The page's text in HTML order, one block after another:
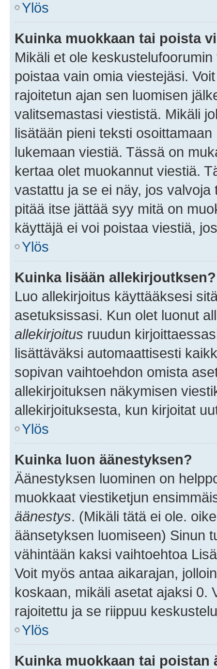
Ylös
Kuinka muokkaan tai poista
Mikäli et ole
poistaa vain omia viestejäsi.
rajoitetun ajan sen luomisen
valitsemastasi viestistä. Mikäli
lisätään pieni teksti
lukemaan viestiä. Tässä on
kertaa olet muokannut viestiä.
vastattu ja se ei näy, jos
pitää itse jättää syy mitä on
käyttäjä ei voi poistaa viestiä,
Ylös
Kuinka lisään allekirjoutksen?
Luo allekirjoitus käyttääksesi
asetuksissasi. Kun olet luonut
allekirjoitus ruudun
lisättäväksi automaattisesti
sopivan vaihtoehdon omista
allekirjoituksen näkymisen
allekirjoituksesta, kun kirjoitat
Ylös
Kuinka luon äänestyksen?
Äänestyksen luominen on
muokkaat viestiketjun
äänestys. (Mikäli tätä ei ole.
äänsetyksen luomiseen) Sinun
vähintään kaksi vaihtoehtoa
Voit myös antaa aikarajan,
koskaan, mikäli asetat ajaksi 0.
rajoitettu ja se riippuu
Ylös
Kuinka muokkaan tai poistan